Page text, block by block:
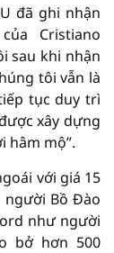
đã ghi nhận
Cristiano
sau khi nhận
tôi vẫn là
tục duy trì
xây dựng
hâm mộ”.
với giá 15
người Bồ Đào
như người
bở hơn 500